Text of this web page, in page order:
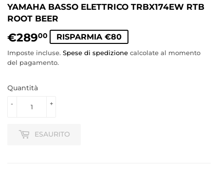
YAMAHA BASSO ELETTRICO TRBX174EW RTB
ROOT BEER
€28900 €289,00
RISPARMIA €80
Imposte incluse. Spese di spedizione calcolate al momento
del pagamento.
Quantità
+
-
ESAURITO